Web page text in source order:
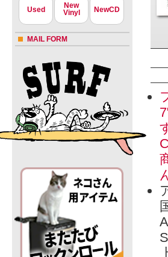
Used
New
Vinyl
NewCD
MAIL FORM